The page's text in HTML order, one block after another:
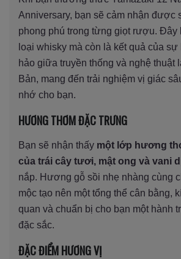
Anniversary, bạn sẽ cảm nhận được
phong phú trong từng giọt rượu. Đây
loại whisky mà còn là kết quả của
hảo giữa truyền thống và nghệ thuật
Bản, mang đến trải nghiệm vị giác
nhớ cho bạn.
HƯƠNG THƠM ĐẶC TRƯNG
Bạn sẽ nhận thấy một lớp hương
của trái cây tươi, mật ong và vani
nắp. Hương gỗ sồi nhẹ nhàng cùng
mộc tạo nên một tổng thể cân bằng,
quan và chuẩn bị cho bạn một hành
đặc sắc.
ĐẶC ĐIỂM HƯƠNG VỊ